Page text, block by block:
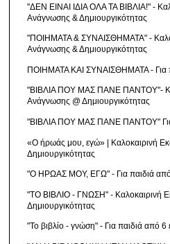
"ΔΕΝ ΕΙΝΑΙ ΙΔΙΑ ΟΛΑ ΤΑ ΒΙΒΛΙΑ!" -
Ανάγνωσης & Δημιουργικότητας
"ΠΟΙΗΜΑΤΑ & ΣΥΝΑΙΣΘΗΜΑΤΑ" -
Ανάγνωσης & Δημιουργικότητας
ΠΟΙΗΜΑΤΑ ΚΑΙ ΣΥΝΑΙΣΘΗΜΑΤΑ - Για
"ΒΙΒΛΙΑ ΠΟΥ ΜΑΣ ΠΑΝΕ ΠΑΝΤΟΥ"-
Ανάγνωσης @ Δημιουργικότητας
"ΒΙΒΛΙΑ ΠΟΥ ΜΑΣ ΠΑΝΕ ΠΑΝΤΟΥ" Για
«Ο ήρωάς μου, εγώ» | Καλοκαιρινή
Δημιουργικότητας
"Ο ΗΡΩΑΣ ΜΟΥ, ΕΓΩ" - Για παιδιά
"ΤΟ ΒΙΒΛΙΟ - ΓΝΩΣΗ" - Καλοκαιρινή
Δημιουργικότητας
"Το βιβλίο - γνώση" - Για παιδιά από 6